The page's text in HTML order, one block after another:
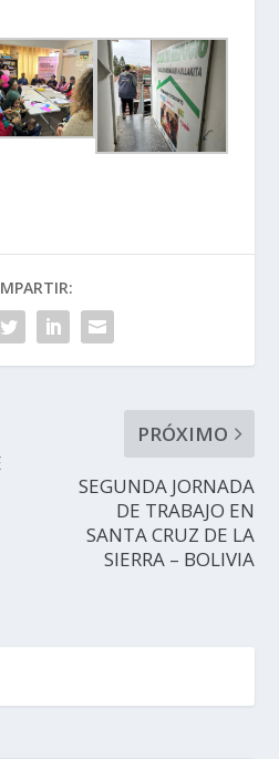
PRÓXIMO
SEGUNDA JORNADA
DE TRABAJO EN
SANTA CRUZ DE LA
SIERRA – BOLIVIA